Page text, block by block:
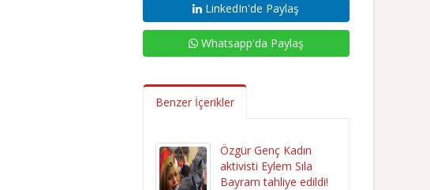
LinkedIn'de Paylaş
Whatsapp'da Paylaş
Benzer İçerikler
Özgür Genç Kadın
aktivisti Eylem Sıla
Bayram tahliye edildi!